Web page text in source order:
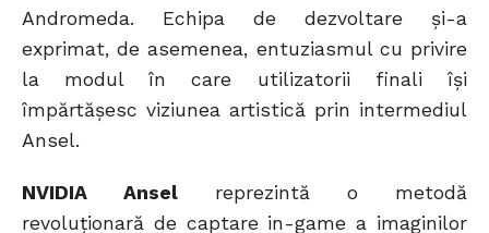
Andromeda. Echipa de dezvoltare și-a
exprimat, de asemenea, entuziasmul cu privire
la modul în care utilizatorii finali își
împărtășesc viziunea artistică prin intermediul
Ansel.
NVIDIA Anselreprezintă o metodă
revoluționară de captare in-game a imaginilor